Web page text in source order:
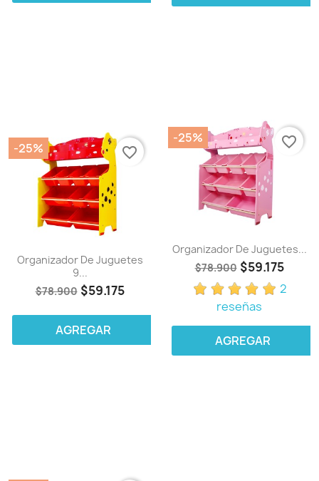
Organizador De Juguetes
9...
$78.900 $59.175
-25%
AGREGAR
favorite_border
Organizador De Juguetes...
$78.900 $59.175
2
reseñas
-25%
AGREGAR
favorite_border